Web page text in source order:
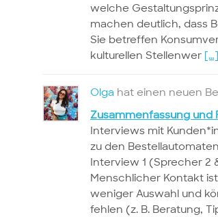
welche
machen deutlich, dass
Sie betreffen
kulturellen Stellenwer […]
Olga hat einen neuen
Zusammenfassung und
Interviews mit
zu den
Interview 1 (Sprecher 2
Menschlicher Kontakt
weniger Auswahl und
fehlen (z. B. Beratung,